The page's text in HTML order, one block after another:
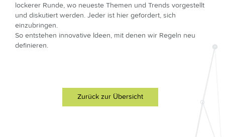
lockerer Runde, wo neueste Themen und Trends vorgestellt
und diskutiert werden. Jeder ist hier gefordert, sich
einzubringen.
So entstehen innovative Ideen, mit denen wir Regeln neu
definieren.
Zurück zur Übersicht